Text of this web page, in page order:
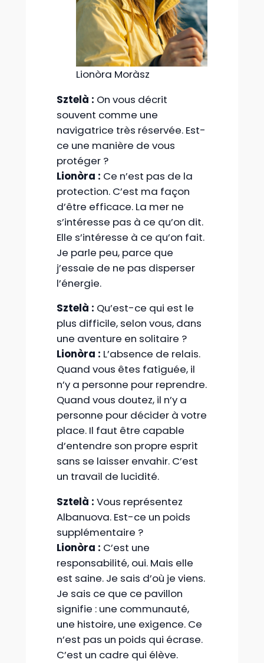
Lionòra Moràsz
Sztelà : On vous décrit
souvent comme une
navigatrice très réservée. Est-
ce une manière de vous
protéger ?
Lionòra : Ce n’est pas de la
protection. C’est ma façon
d’être efficace. La mer ne
s’intéresse pas à ce qu’on dit.
Elle s’intéresse à ce qu’on fait.
Je parle peu, parce que
j’essaie de ne pas disperser
l’énergie.
Sztelà : Qu’est-ce qui est le
plus difficile, selon vous, dans
une aventure en solitaire ?
Lionòra : L’absence de relais.
Quand vous êtes fatiguée, il
n’y a personne pour reprendre.
Quand vous doutez, il n’y a
personne pour décider à votre
place. Il faut être capable
d’entendre son propre esprit
sans se laisser envahir. C’est
un travail de lucidité.
Sztelà : Vous représentez
Albanuova. Est-ce un poids
supplémentaire ?
Lionòra : C’est une
responsabilité, oui. Mais elle
est saine. Je sais d’où je viens.
Je sais ce que ce pavillon
signifie : une communauté,
une histoire, une exigence. Ce
n’est pas un poids qui écrase.
C’est un cadre qui élève.